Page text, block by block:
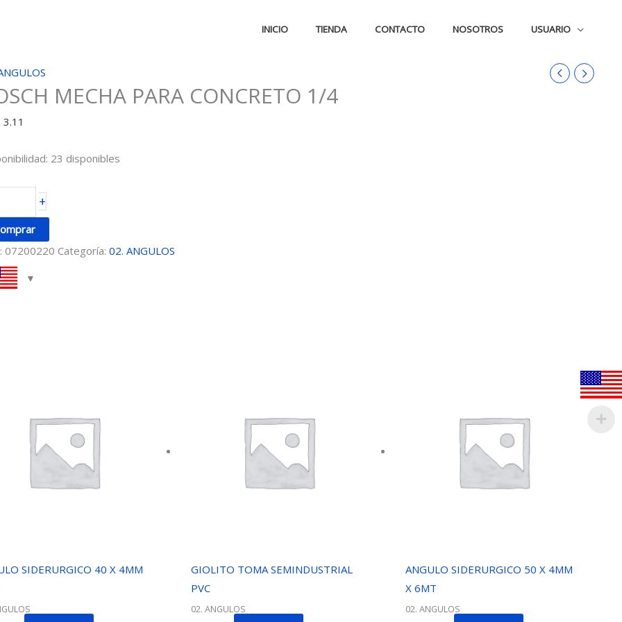
INICIO TIENDA CONTACTO NOSOTROS USUARIO
MECHA PARA CONCRETO 1/4
3.11
23 disponibles
+
07200220 Categoría:02. ANGULOS
SIDERURGICO 40 X 4MM
GIOLITO TOMA SEMINDUSTRIAL
PVC
02. ANGULOS
ANGULO SIDERURGICO 50 X 4MM
X 6MT
02. ANGULOS